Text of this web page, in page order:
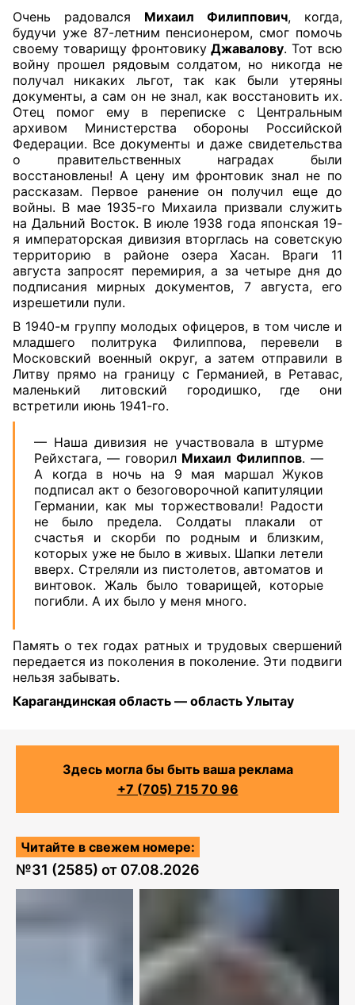
Очень радовался Михаил Филиппович, когда,
будучи уже 87-летним пенсионером, смог помочь
своему товарищу фронтовикуДжавалову. Тот всю
войну прошел рядовым солдатом, но никогда не
получал никаких льгот, так как были утеряны
документы, а сам он не знал, как восстановить их.
Отец помог ему в переписке с Центральным
архивом Министерства обороны Российской
Федерации. Все документы и даже свидетельства
о правительственных наградах были
восстановлены! А цену им фронтовик знал не по
рассказам. Первое ранение он получил еще до
войны. В мае 1935-го Михаила призвали служить
на Дальний Восток. В июле 1938 года японская 19-
я императорская дивизия вторглась на советскую
территорию в районе озера Хасан. Враги 11
августа запросят перемирия, а за четыре дня до
подписания мирных документов, 7 августа, его
изрешетили пули.
В 1940-м группу молодых офицеров, в том числе и
младшего политрука Филиппова, перевели в
Московский военный округ, а затем отправили в
Литву прямо на границу с Германией, в Ретавас,
маленький литовский городишко, где они
встретили июнь 1941-го.
— Наша дивизия не участвовала в штурме
Рейхстага, — говорил Михаил Филиппов. —
А когда в ночь на 9 мая маршал Жуков
подписал акт о безоговорочной капитуляции
Германии, как мы торжествовали! Радости
не было предела. Солдаты плакали от
счастья и скорби по родным и близким,
которых уже не было в живых. Шапки летели
вверх. Стреляли из пистолетов, автоматов и
винтовок. Жаль было товарищей, которые
погибли. А их было у меня много.
Память о тех годах ратных и трудовых свершений
передается из поколения в поколение. Эти подвиги
нельзя забывать.
Карагандинская область — область Улытау
Здесь могла бы быть ваша реклама
+7 (705) 715 70 96
Читайте в свежем номере:
№31 (2585) от 07.08.2026